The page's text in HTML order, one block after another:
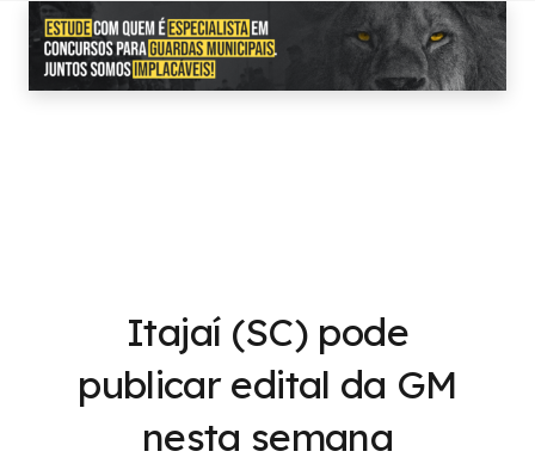
Itajaí (SC) pode
publicar edital da GM
nesta semana